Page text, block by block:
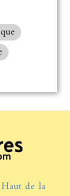
Haut de la